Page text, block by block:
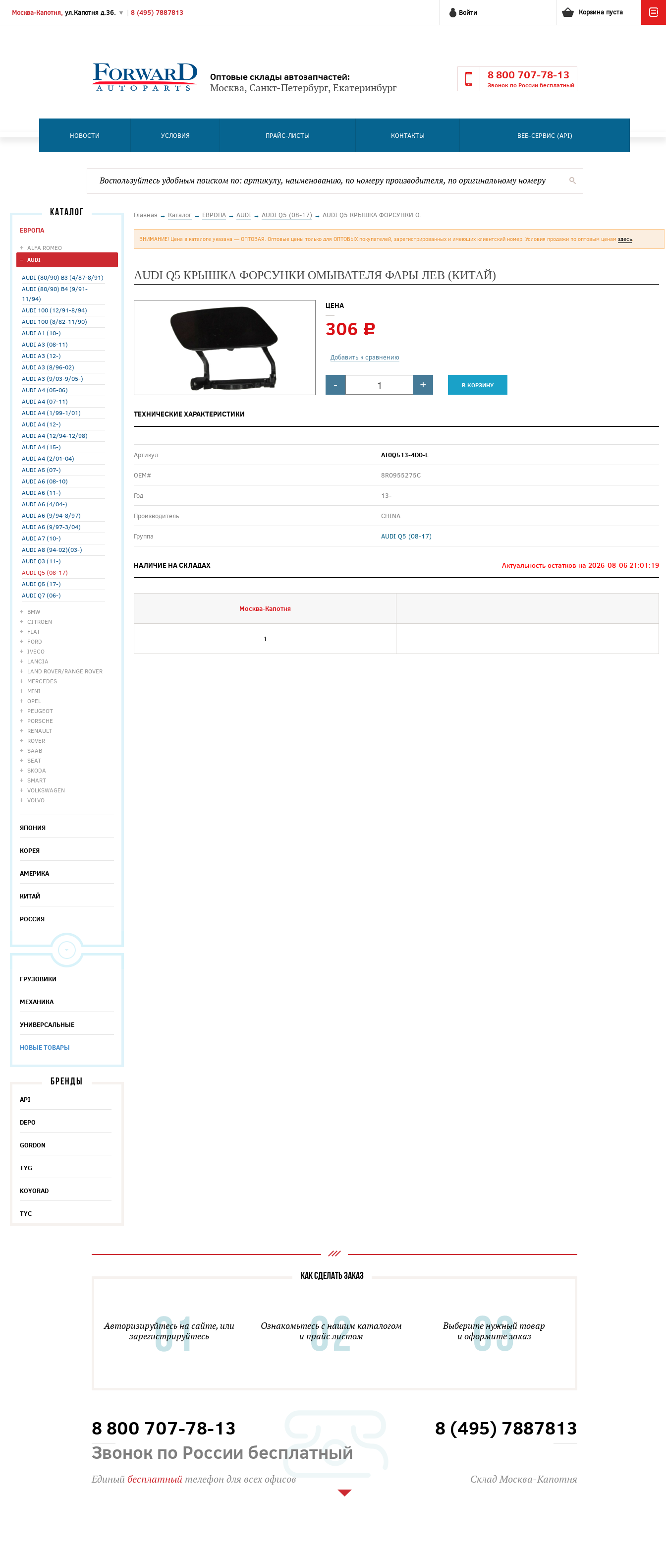
Москва-Капотня, ул.Капотня д.36. ▼ 8 (495) 7887813 Войти Корзина пуста
Оптовые склады автозапчастей:
Москва, Санкт-Петербург, Екатеринбург
8 800 707-78-13
Звонок по России бесплатный
НОВОСТИ УСЛОВИЯ ПРАЙС-ЛИСТЫ КОНТАКТЫ ВЕБ-СЕРВИС (API)
КАТАЛОГ
ЕВРОПА
ALFA ROMEO
AUDI
AUDI (80/90) B3 (4/87-8/91)
AUDI (80/90) B4 (9/91-
11/94)
AUDI 100 (12/91-8/94)
AUDI 100 (8/82-11/90)
AUDI A1 (10-)
AUDI A3 (08-11)
AUDI A3 (12-)
AUDI A3 (8/96-02)
AUDI A3 (9/03-9/05-)
AUDI A4 (05-06)
AUDI A4 (07-11)
AUDI A4 (1/99-1/01)
AUDI A4 (12-)
AUDI A4 (12/94-12/98)
AUDI A4 (15-)
AUDI A4 (2/01-04)
AUDI A5 (07-)
AUDI A6 (08-10)
AUDI A6 (11-)
AUDI A6 (4/04-)
AUDI A6 (9/94-8/97)
AUDI A6 (9/97-3/04)
AUDI A7 (10-)
AUDI A8 (94-02)(03-)
AUDI Q3 (11-)
AUDI Q5 (08-17)
AUDI Q5 (17-)
AUDI Q7 (06-)
BMW
CITROEN
FIAT
FORD
IVECO
LANCIA
LAND ROVER/RANGE ROVER
MERCEDES
MINI
OPEL
PEUGEOT
PORSCHE
RENAULT
ROVER
SAAB
SEAT
SKODA
SMART
VOLKSWAGEN
VOLVO
ЯПОНИЯ
КОРЕЯ
АМЕРИКА
КИТАЙ
РОССИЯ
ГРУЗОВИКИ
МЕХАНИКА
УНИВЕРСАЛЬНЫЕ
НОВЫЕ ТОВАРЫ
БРЕНДЫ
API
DEPO
GORDON
TYG
KOYORAD
TYC
Главная → Каталог → ЕВРОПА → AUDI → AUDI Q5 (08-17) → AUDI Q5 КРЫШКА ФОРСУНКИ О.
ВНИМАНИЕ! Цена в каталоге указана — ОПТОВАЯ. Оптовые цены только для ОПТОВЫХ покупателей, зарегистрированных и имеющих клиентский номер. Условия продажи по оптовым ценам здесь.
AUDI Q5 КРЫШКА ФОРСУНКИ ОМЫВАТЕЛЯ ФАРЫ ЛЕВ (КИТАЙ)
ЦЕНА
306 c
Добавить к сравнению
- + В КОРЗИНУ
ТЕХНИЧЕСКИЕ ХАРАКТЕРИСТИКИ
Артикул AI0Q513-4D0-L
ОЕМ# 8R0955275C
Год 13-
Производитель CHINA
Группа AUDI Q5 (08-17)
НАЛИЧИЕ НА СКЛАДАХ Актуальность остатков на 2026-08-06 21:01:19
Москва-Капотня
1
КАК СДЕЛАТЬ ЗАКАЗ
Авторизируйтесь на сайте, или
зарегистрируйтесь
Ознакомьтесь с нашим каталогом
и прайс листом
Выберите нужный товар
и оформите заказ
8 800 707-78-13
Звонок по России бесплатный
8 (495) 7887813
Единыйбесплатный телефон для всех офисов Склад Москва-Капотня